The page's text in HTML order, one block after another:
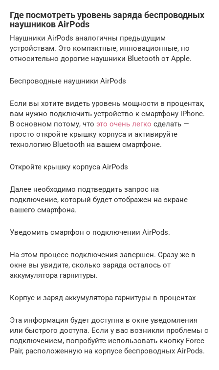
Где посмотреть уровень заряда беспроводных
наушников AirPods
Наушники AirPods аналогичны предыдущим
устройствам. Это компактные, инновационные, но
относительно дорогие наушники Bluetooth от Apple.
Беспроводные наушники AirPods
Если вы хотите видеть уровень мощности в процентах,
вам нужно подключить устройство к смартфону iPhone.
В основном потому, что это очень легко сделать —
просто откройте крышку корпуса и активируйте
технологию Bluetooth на вашем смартфоне.
Откройте крышку корпуса AirPods
Далее необходимо подтвердить запрос на
подключение, который будет отображен на экране
вашего смартфона.
Уведомить смартфон о подключении AirPods.
На этом процесс подключения завершен. Сразу же в
окне вы увидите, сколько заряда осталось от
аккумулятора гарнитуры.
Корпус и заряд аккумулятора гарнитуры в процентах
Эта информация будет доступна в окне уведомления
или быстрого доступа. Если у вас возникли проблемы с
подключением, попробуйте использовать кнопку Force
Pair, расположенную на корпусе беспроводных AirPods.